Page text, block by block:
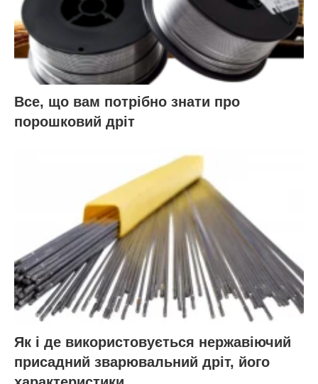
Все, що вам потрібно знати про
порошковий дріт
Як і де використовується нержавіючий
присадний зварювальний дріт, його